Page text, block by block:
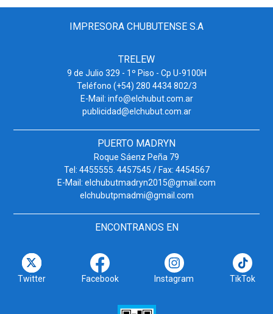
IMPRESORA CHUBUTENSE S.A
TRELEW
9 de Julio 329 - 1º Piso - Cp U-9100H
Teléfono (+54) 280 4434 802/3
E-Mail: info@elchubut.com.ar
publicidad@elchubut.com.ar
PUERTO MADRYN
Roque Sáenz Peña 79
Tel: 4455555. 4457545 / Fax: 4454567
E-Mail: elchubutmadryn2015@gmail.com
elchubutpmadmi@gmail.com
ENCONTRANOS EN
Twitter Facebook Instagram TikTok